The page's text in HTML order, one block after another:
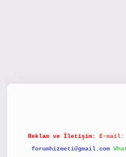
Reklam ve İletişim: E-mail:
forumhizmeti@gmail.com